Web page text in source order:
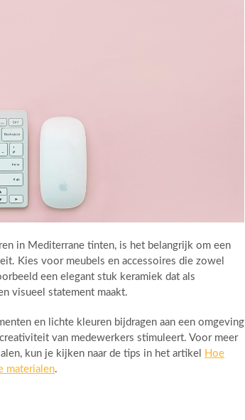
in Mediterrane tinten, is het belangrijk om een
Kies voor meubels en accessoires die zowel
een elegant stuk keramiek dat als
visueel statement maakt.
en lichte kleuren bijdragen aan een omgeving
van medewerkers stimuleert. Voor meer
kun je kijken naar de tips in het artikel
Hoe
materialen.